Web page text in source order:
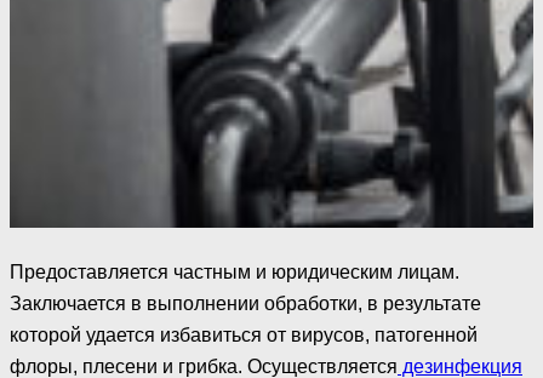
Предоставляется частным и юридическим лицам.
Заключается в выполнении обработки, в результате
которой удается избавиться от вирусов, патогенной
флоры, плесени и грибка. Осуществляется дезинфекция